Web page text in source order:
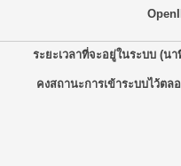
ระยะเวลาที่จะอยู่ในระบบ (นา
คงสถานะการเข้าระบบไว้ตล